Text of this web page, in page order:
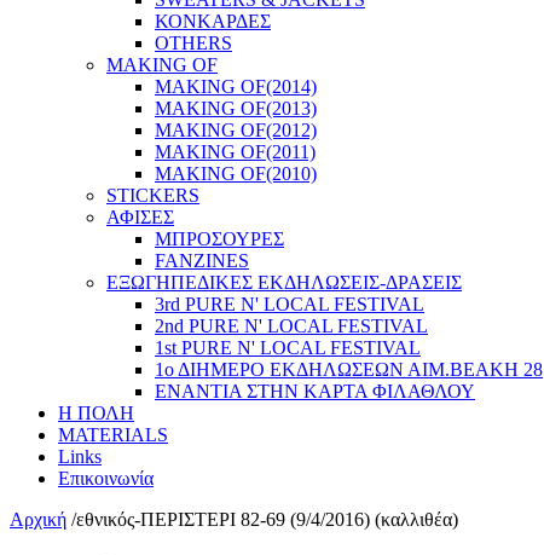
ΚΟΝΚΑΡΔΕΣ
OTHERS
MAKING OF
MAKING OF(2014)
MAKING OF(2013)
MAKING OF(2012)
MAKING OF(2011)
MAKING OF(2010)
STICKERS
ΑΦΙΣΕΣ
ΜΠΡΟΣΟΥΡΕΣ
FANZINES
ΕΞΩΓΗΠΕΔΙΚΕΣ EΚΔΗΛΩΣΕΙΣ-ΔΡΑΣΕΙΣ
3rd PURE N' LOCAL FESTIVAL
2nd PURE N' LOCAL FESTIVAL
1st PURE N' LOCAL FESTIVAL
1ο ΔΙΗΜΕΡΟ ΕΚΔΗΛΩΣΕΩΝ ΑΙΜ.ΒΕΑΚΗ 28
ΕΝΑΝΤΙΑ ΣΤΗΝ ΚΑΡΤΑ ΦΙΛΑΘΛΟΥ
Η ΠΟΛΗ
MATERIALS
Links
Επικοινωνία
Αρχική /εθνικός-ΠΕΡΙΣΤΕΡΙ 82-69 (9/4/2016) (καλλιθέα)